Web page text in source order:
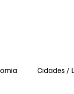
Cidades /